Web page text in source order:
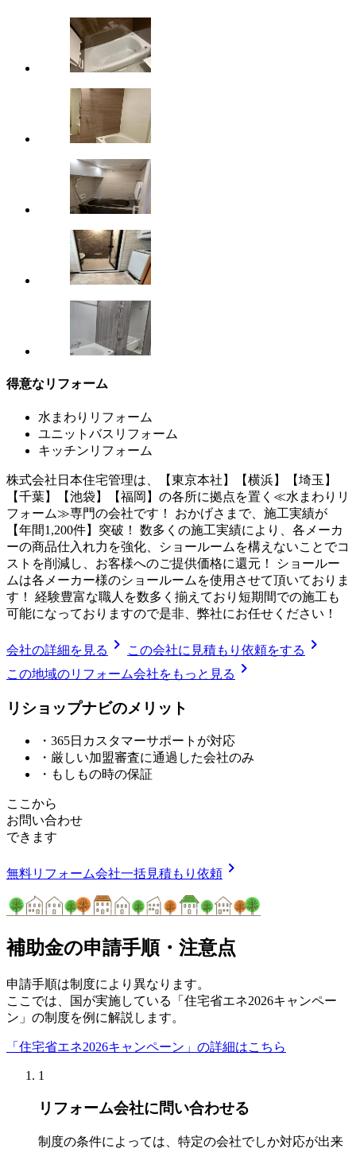
得意なリフォーム
水まわりリフォーム
ユニットバスリフォーム
キッチンリフォーム
株式会社日本住宅管理は、【東京本社】【横浜】【埼玉】
【千葉】【池袋】【福岡】の各所に拠点を置く≪水まわりリ
フォーム≫専門の会社です！ おかげさまで、施工実績が
【年間1,200件】突破！ 数多くの施工実績により、各メーカ
ーの商品仕入れ力を強化、ショールームを構えないことでコ
ストを削減し、お客様へのご提供価格に還元！ ショールー
ムは各メーカー様のショールームを使用させて頂いておりま
す！ 経験豊富な職人を数多く揃えており短期間での施工も
可能になっておりますので是非、弊社にお任せください！
会社の詳細を見る chevron_right この会社に見積もり依頼をする chevron_right
この地域のリフォーム会社をもっと見る chevron_right
リショップナビのメ リ ッ ト
・365日カスタマーサポートが対応
・厳しい加盟審査に通過した会社のみ
・もしもの時の保証
ここから
お問い合わせ
できます
無料リフォーム会社一括見積もり依頼 chevron_right
補助金の申請手順・注意点
申請手順は制度により異なります。
ここでは、国が実施している「住宅省エネ2026キャンペー
ン」の制度を例に解説します。
「住宅省エネ2026キャンペーン」の詳細はこちら
1
リフォーム会社に問い合わせる
制度の条件によっては、特定の会社でしか対応が出来